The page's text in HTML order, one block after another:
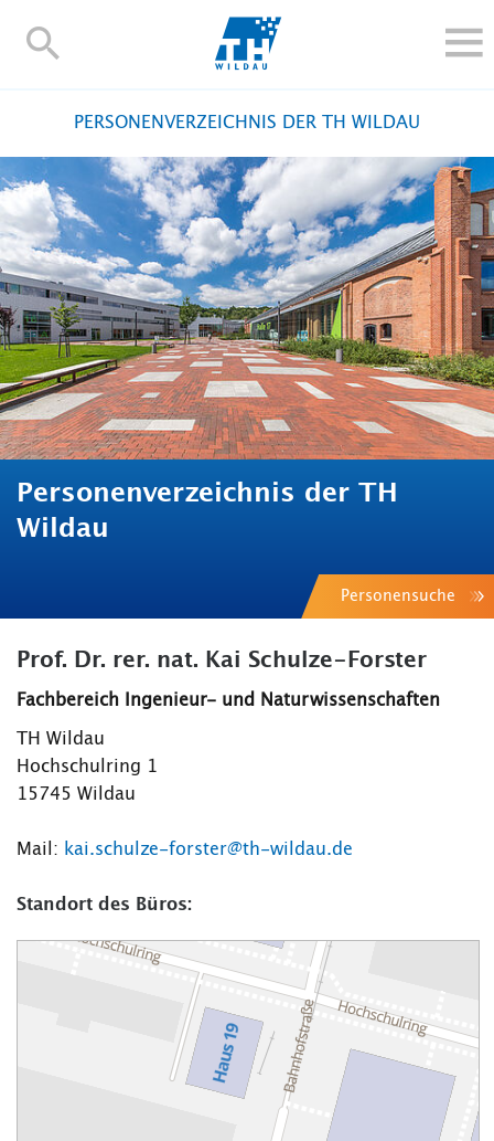
TH-
FORSCHUNG UND TRANSFER
ALUMNI
HOCHSCHULE
INTERNATIONAL
BESCHÄFTIGTE
Blogs Kontakt und Anfahrt Webmail Moodle
TH Online-Portal Personensuche English
PERSONENVERZEICHNIS DER TH WILDAU
Personenverzeichnis der TH
Wildau
Personensuche
Prof. Dr. rer. nat. Kai Schulze-Forster
Fachbereich Ingenieur- und Naturwissenschaften
TH Wildau
Hochschulring 1
15745 Wildau
Mail: kai.schulze-forster@th-wildau.de
Standort des Büros: